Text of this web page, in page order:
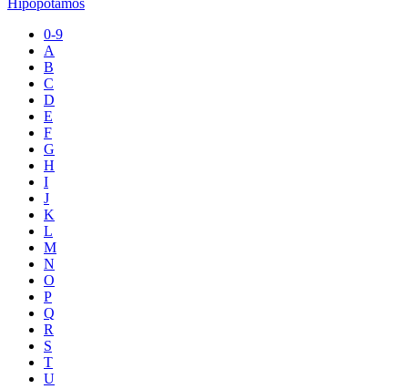
0-9
A
B
C
D
E
F
G
H
I
J
K
L
M
N
O
P
Q
R
S
T
U